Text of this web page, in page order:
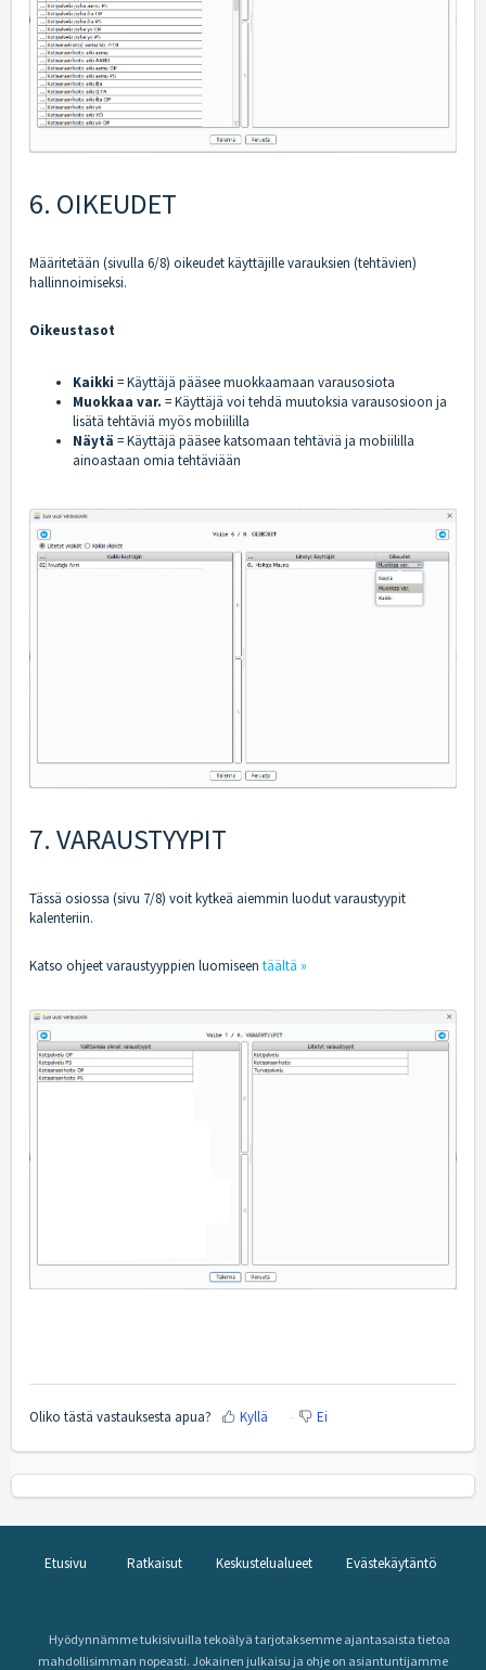
6. OIKEUDET
Määritetään (sivulla 6/8) oikeudet käyttäjille varauksien (tehtävien)
hallinnoimiseksi.
Oikeustasot
Kaikki = Käyttäjä pääsee muokkaamaan varausosiota
Muokkaa var. = Käyttäjä voi tehdä muutoksia varausosioon ja
lisätä tehtäviä myös mobiililla
Näytä = Käyttäjä pääsee katsomaan tehtäviä ja mobiililla
ainoastaan omia tehtäviään
7. VARAUSTYYPIT
Tässä osiossa (sivu 7/8) voit kytkeä aiemmin luodut varaustyypit
kalenteriin.
Katso ohjeet varaustyyppien luomiseen täältä »
Oliko tästä vastauksesta apua? Kyllä Ei
Etusivu Ratkaisut Keskustelualueet Evästekäytäntö
Hyödynnämme tukisivuilla tekoälyä tarjotaksemme ajantasaista tietoa
mahdollisimman nopeasti. Jokainen julkaisu ja ohje on asiantuntijamme